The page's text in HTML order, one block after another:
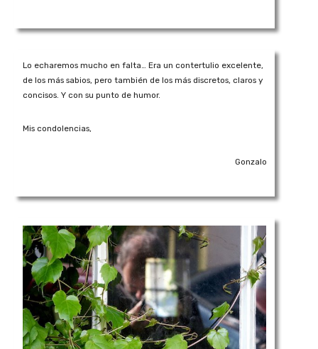
Lo echaremos mucho en falta… Era un contertulio excelente,
de los más sabios, pero también de los más discretos, claros y
concisos. Y con su punto de humor.
Mis condolencias,
Gonzalo